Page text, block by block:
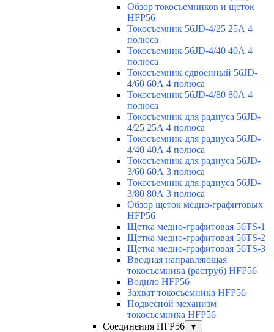
Обзор токосъемников и щеток
HFP56
Токосъемник 56JD-4/25 25А 4
полюса
Токосъемник 56JD-4/40 40А 4
полюса
Токосъемник сдвоенный 56JD-
4/60 60А 4 полюса
Токосъемник 56JD-4/80 80А 4
полюса
Токосъемник для радиуса 56JD-
4/25 25А 4 полюса
Токосъемник для радиуса 56JD-
4/40 40А 4 полюса
Токосъемник для радиуса 56JD-
3/60 60А 3 полюса
Токосъемник для радиуса 56JD-
3/80 80А 3 полюса
Обзор щеток медно-графитовых
HFP56
Щетка медно-графитовая 56TS-1
Щетка медно-графитовая 56TS-2
Щетка медно-графитовая 56TS-3
Вводная направляющая
токосъемника (раструб) HFP56
Водило HFP56
Захват токосъемника HFP56
Подвесной механизм
токосъемника HFP56
Соединения HFP56
▼